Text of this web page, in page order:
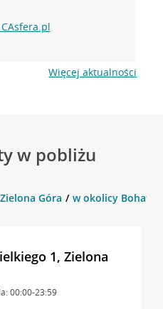
Więcej aktualności
w pobliżu
Zielona Góra w okolicy
1, Zielona
00:00-23:59